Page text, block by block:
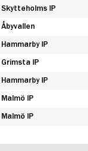
Skytteholms IP
Åbyvallen
Hammarby IP
Grimsta IP
Hammarby IP
Malmö IP
Malmö IP